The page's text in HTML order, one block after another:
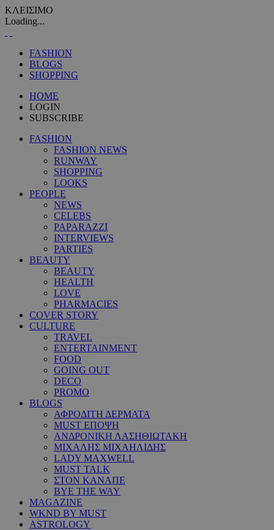
ΚΛΕΙΣΙΜΟ
Loading...
FASHION
BLOGS
SHOPPING
HOME
LOGIN
SUBSCRIBE
FASHION
FASHION NEWS
RUNWAY
SHOPPING
LOOKS
PEOPLE
NEWS
CELEBS
PAPARAZZI
INTERVIEWS
PARTIES
BEAUTY
BEAUTY
HEALTH
LOVE
PHARMACIES
COVER STORY
CULTURE
TRAVEL
ENTERTAINMENT
FOOD
GOING OUT
DECO
PROMO
BLOGS
ΑΦΡΟΔΙΤΗ ΔΕΡΜΑΤΑ
MUST ΕΠΟΨΗ
ΑΝΔΡΟΝΙΚΗ ΛΑΣΗΘΙΩΤΑΚΗ
ΜΙΧΑΛΗΣ ΜΙΧΑΗΛΙΔΗΣ
LADY MAXWELL
MUST TALK
ΣΤΟΝ ΚΑΝΑΠΕ
BYE THE WAY
MAGAZINE
WKND BY MUST
ASTROLOGY